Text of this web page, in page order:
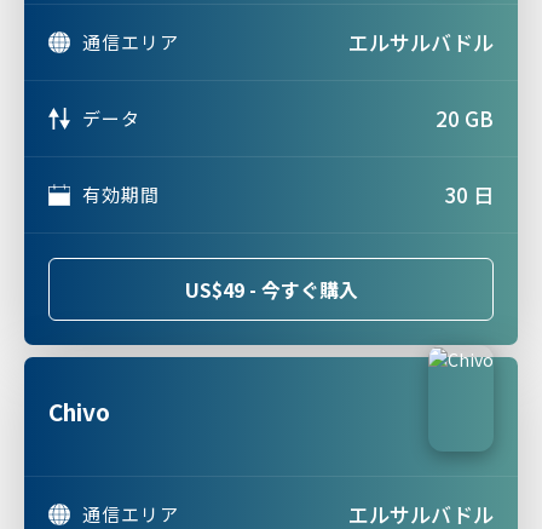
通信エリア エルサルバドル
データ 20 GB
有効期間 30 日
US$49 - 今すぐ購入
Chivo
通信エリア エルサルバドル